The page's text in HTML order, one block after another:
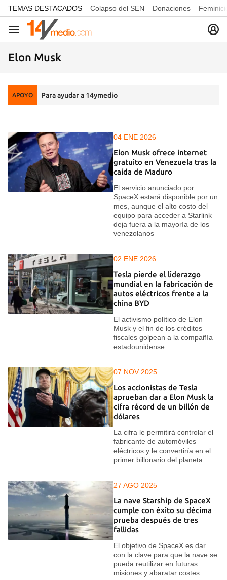
common.go-to-content
TEMAS DESTACADOS Colapso del SEN Donaciones
Navegación
Elon Musk
APOYO Para ayudar a 14ymedio
04 ENE 2026
Elon Musk ofrece internet
gratuito en Venezuela tras la
caída de Maduro
El servicio anunciado por
SpaceX estará disponible por un
mes, aunque el alto costo del
equipo para acceder a Starlink
deja fuera a la mayoría de los
venezolanos
02 ENE 2026
Tesla pierde el liderazgo
mundial en la fabricación de
autos eléctricos frente a la
china BYD
El activismo político de Elon
Musk y el fin de los créditos
fiscales golpean a la compañía
estadounidense
07 NOV 2025
Los accionistas de Tesla
aprueban dar a Elon Musk la
cifra récord de un billón de
dólares
La cifra le permitirá controlar el
fabricante de automóviles
eléctricos y le convertiría en el
primer billonario del planeta
27 AGO 2025
La nave Starship de SpaceX
cumple con éxito su décima
prueba después de tres
fallidas
El objetivo de SpaceX es dar
con la clave para que la nave se
pueda reutilizar en futuras
misiones y abaratar costes